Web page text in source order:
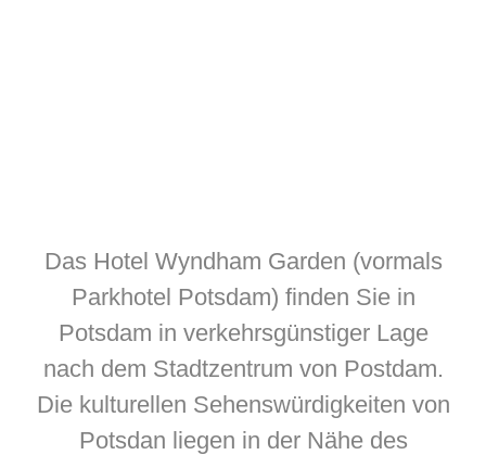
Das Hotel Wyndham Garden (vormals
Parkhotel Potsdam) finden Sie in
Potsdam in verkehrsgünstiger Lage
nach dem Stadtzentrum von Postdam.
Die kulturellen Sehenswürdigkeiten von
Potsdan liegen in der Nähe des